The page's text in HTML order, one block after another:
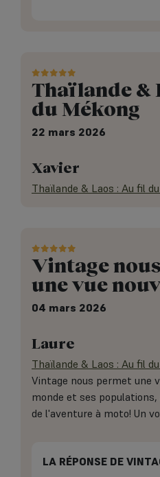
Thaïlande &
du Mékong
22 mars 2026
Xavier
Thaïlande & Laos : Au fil
Vintage
une vue
04 mars 2026
Laure
Thaïlande & Laos : Au fil
Vintage nous permet une
monde et ses
de l'aventure à moto! Un
LA RÉPONSE DE